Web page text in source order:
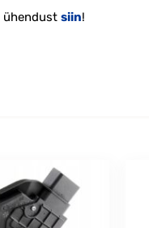
ühendust siin!